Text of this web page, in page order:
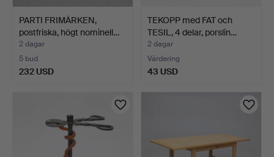
PARTI FRIMÄRKEN,
postfriska, högt nominell…
2 dagar
5 bud
232 USD
TEKOPP med FAT och
TESIL, 4 delar, porslin…
2 dagar
Värdering
43 USD